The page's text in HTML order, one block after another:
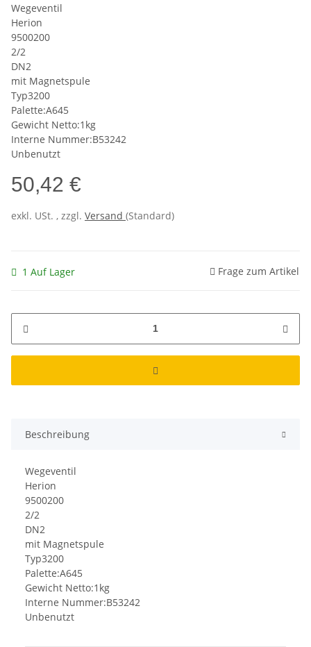
Wegeventil
Herion
9500200
2/2
DN2
mit Magnetspule
Typ3200
Palette:A645
Gewicht Netto:1kg
Interne Nummer:B53242
Unbenutzt
50,42 €
exkl. USt. , zzgl. Versand (Standard)
1 Auf Lager Frage zum Artikel
Beschreibung
Wegeventil
Herion
9500200
2/2
DN2
mit Magnetspule
Typ3200
Palette:A645
Gewicht Netto:1kg
Interne Nummer:B53242
Unbenutzt